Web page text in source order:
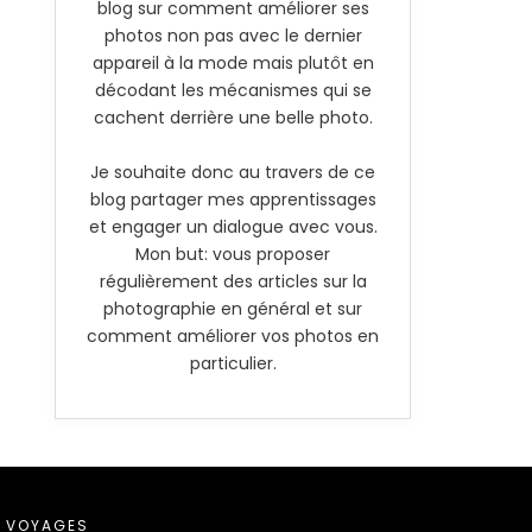
blog sur comment améliorer ses
photos non pas avec le dernier
appareil à la mode mais plutôt en
décodant les mécanismes qui se
cachent derrière une belle photo.
Je souhaite donc au travers de ce
blog partager mes apprentissages
et engager un dialogue avec vous.
Mon but: vous proposer
régulièrement des articles sur la
photographie en général et sur
comment améliorer vos photos en
particulier.
VOYAGES